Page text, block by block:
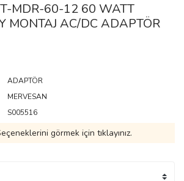
MDR-60-12 60 WATT
MONTAJ AC/DC ADAPTÖR
ADAPTÖR
MERVESAN
S005516
görmek için tıklayınız.